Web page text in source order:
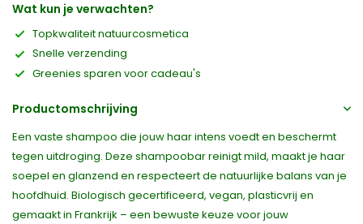
Wat kun je verwachten?
Topkwaliteit natuurcosmetica
Snelle verzending
Greenies sparen voor cadeau's
Productomschrijving
Een vaste shampoo die jouw haar intens voedt en beschermt
tegen uitdroging. Deze shampoobar reinigt mild, maakt je haar
soepel en glanzend en respecteert de natuurlijke balans van je
hoofdhuid. Biologisch gecertificeerd, vegan, plasticvrij en
gemaakt in Frankrijk – een bewuste keuze voor jouw